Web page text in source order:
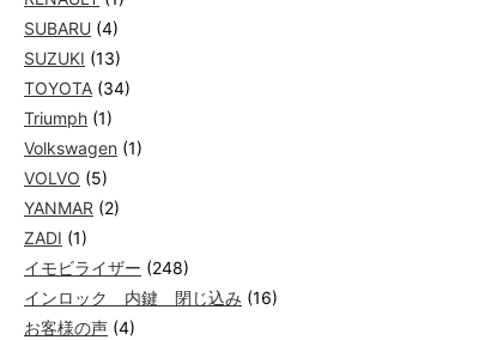
SUBARU (4)
SUZUKI (13)
TOYOTA (34)
Triumph (1)
Volkswagen (1)
VOLVO (5)
YANMAR (2)
ZADI (1)
イモビライザー (248)
インロック 内鍵 閉じ込み (16)
お客様の声 (4)